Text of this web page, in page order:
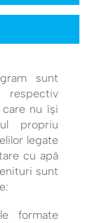
sunt
care nu îşi
propriu
legate
cu apă
sunt
formate